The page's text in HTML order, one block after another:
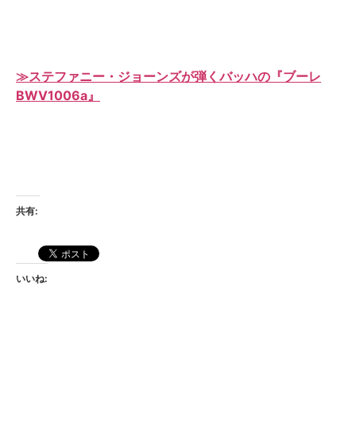
≫ステファニー・ジョーンズが弾くバッハの『ブーレ
BWV1006a』
共有:
いいね: